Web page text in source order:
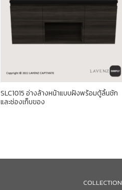
SLC1015 อ่างล้างหน้าแบบฝังพร้อมตู้ลิ้นชัก
และช่องเก็บของ
COLLECTION